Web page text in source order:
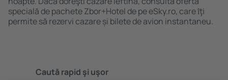
specială de pachete Zbor+Hotel de pe eSky.ro, care ȋţi
permite să rezervi cazare și bilete de avion instantaneu.
Caută rapid şi uşor